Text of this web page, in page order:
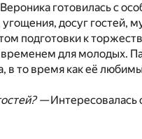
готовилась с
досуг гостей,
подготовки к
для молодых.
то время как её
—Интересовалась